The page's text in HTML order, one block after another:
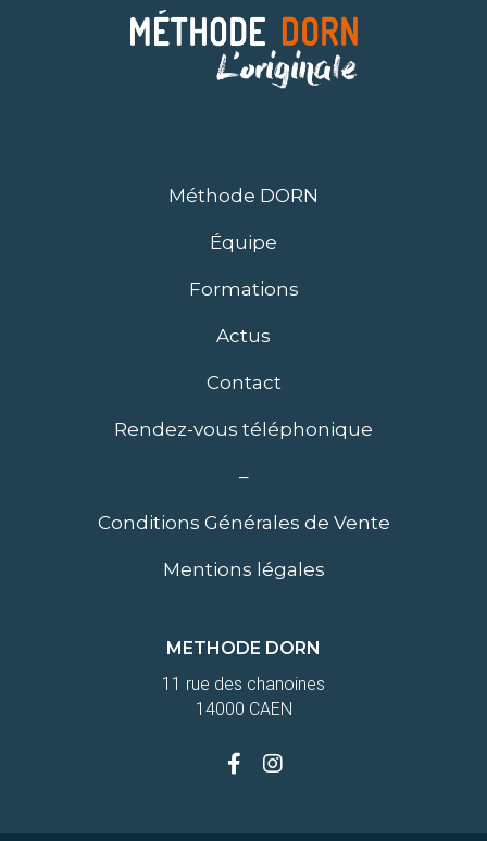
Méthode DORN
Équipe
Formations
Actus
Contact
Rendez-vous téléphonique
–
Conditions Générales de Vente
Mentions légales
METHODE DORN
11 rue des chanoines
14000 CAEN